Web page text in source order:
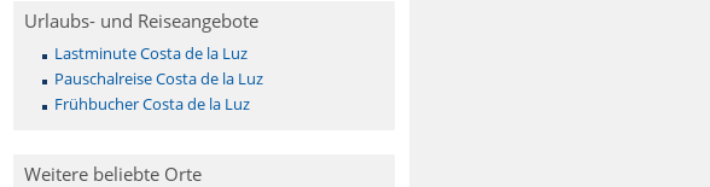
Urlaubs- und Reiseangebote
Lastminute Costa de la Luz
Pauschalreise Costa de la Luz
Frühbucher Costa de la Luz
Weitere beliebte Orte